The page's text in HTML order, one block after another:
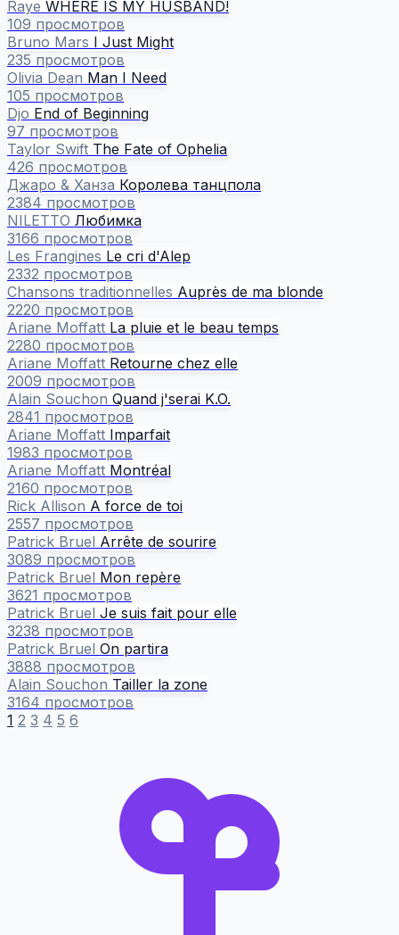
Raye WHERE IS MY HUSBAND!
109 просмотров
Bruno Mars I Just Might
235 просмотров
Olivia Dean Man I Need
105 просмотров
Djo End of Beginning
97 просмотров
Taylor Swift The Fate of Ophelia
426 просмотров
Джаро & Ханза Королева танцпола
2384 просмотров
NILETTO Любимка
3166 просмотров
Les Frangines Le cri d'Alep
2332 просмотров
Chansons traditionnelles Auprès de ma blonde
2220 просмотров
Ariane Moffatt La pluie et le beau temps
2280 просмотров
Ariane Moffatt Retourne chez elle
2009 просмотров
Alain Souchon Quand j'serai K.O.
2841 просмотров
Ariane Moffatt Imparfait
1983 просмотров
Ariane Moffatt Montréal
2160 просмотров
Rick Allison A force de toi
2557 просмотров
Patrick Bruel Arrête de sourire
3089 просмотров
Patrick Bruel Mon repère
3621 просмотров
Patrick Bruel Je suis fait pour elle
3238 просмотров
Patrick Bruel On partira
3888 просмотров
Alain Souchon Tailler la zone
3164 просмотров
1 2 3 4 5 6